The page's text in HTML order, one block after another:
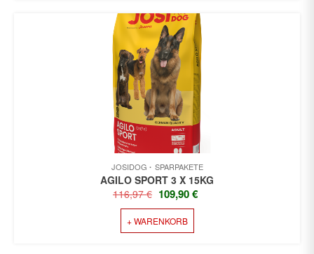
JOSIDOG SPARPAKETE
AGILO SPORT 3 X 15KG
116,97€ URSPRÜNGLICHER
PREIS
WAR:
116,97 €
109,90€
+ WARENKORB